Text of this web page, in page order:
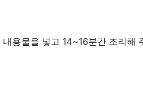
용물을 넣고 14~16분간 조리해